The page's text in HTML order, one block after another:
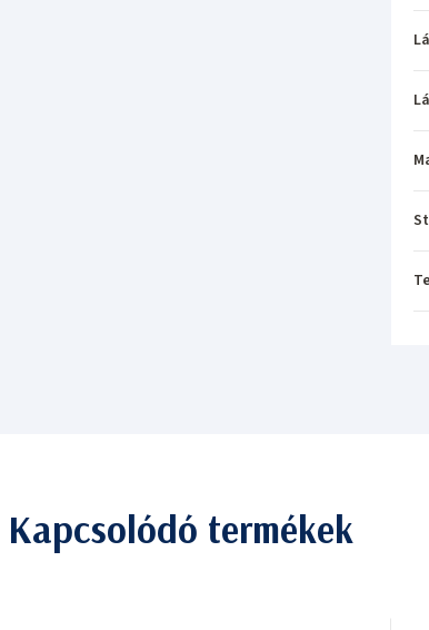
Kapcsolódó termékek